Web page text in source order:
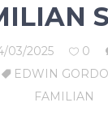
03/2025 0
EDWIN
FAMILIAN